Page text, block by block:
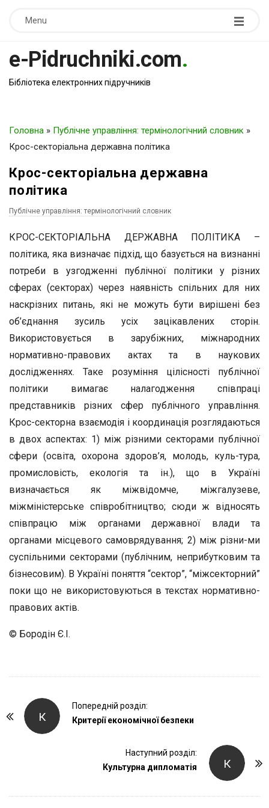
Menu
e-Pidruchniki.com.
Бібліотека електронних підручників
Головна » Публічне управління: термінологічний словник »
Крос-секторіальна державна політика
Крос-секторіальна державна
політика
Публічне управління: термінологічний словник
КРОС-СЕКТОРІАЛЬНА ДЕРЖАВНА ПОЛІТИКА –
політика, яка визначає підхід, що базується на визнанні
потреби в узгодженні публічної політики у різних
сферах (секторах) через наявність спільних для них
наскрізних питань, які не можуть бути вирішені без
об’єднання зусиль усіх зацікавлених сторін.
Використовується в зарубіжних, міжнародних
нормативно-правових актах та в наукових
дослідженнях. Таке розуміння цілісності публічної
політики вимагає налагодження співпраці
представників різних сфер публічного управління.
Крос-секторна взаємодія і координація розглядаються
в двох аспектах: 1) між різними секторами публічної
сфери (освіта, охорона здоров’я, молодь, куль-тура,
промисловість, екологія та ін.), що в Україні
визначається як міжвідомче, міжгалузеве,
міжміністерське співробітництво; сюди ж відносять
співпрацю між органами державної влади та
органами місцевого самоврядування; 2) між різни-ми
суспільними секторами (публічним, неприбутковим та
бізнесовим). В Україні поняття “сектор”, “міжсекторний”
поки що не використовуються в текстах нормативно-
правових актів.
© Бородін Є.І.
К
Попередній розділ:
Критерії економічної безпеки
К
Наступний розділ:
Культурна дипломатія